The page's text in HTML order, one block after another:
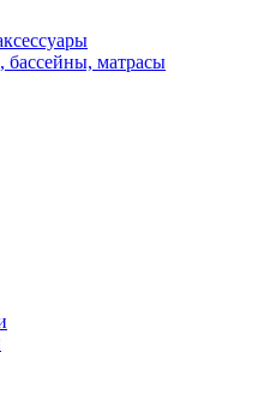
матрасы